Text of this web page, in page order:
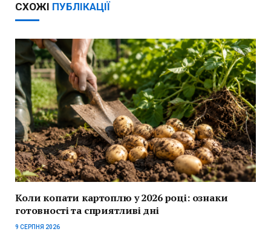
СХОЖІ ПУБЛІКАЦІЇ
Коли копати картоплю у 2026 році: ознаки
готовності та сприятливі дні
9 СЕРПНЯ 2026